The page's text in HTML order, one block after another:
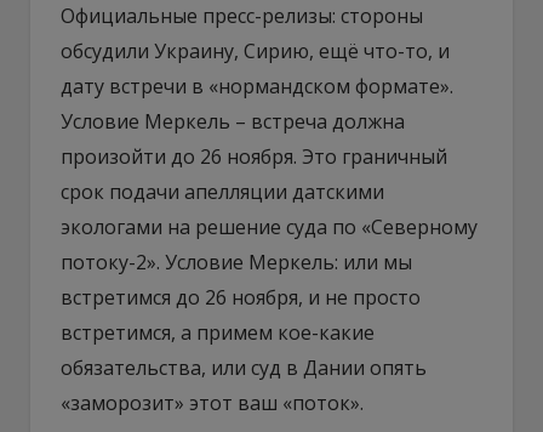
Официальные пресс-релизы: стороны
обсудили Украину, Сирию, ещё что-то, и
дату встречи в «нормандском формате».
Условие Меркель – встреча должна
произойти до 26 ноября. Это граничный
срок подачи апелляции датскими
экологами на решение суда по «Северному
потоку-2». Условие Меркель: или мы
встретимся до 26 ноября, и не просто
встретимся, а примем кое-какие
обязательства, или суд в Дании опять
«заморозит» этот ваш «поток».